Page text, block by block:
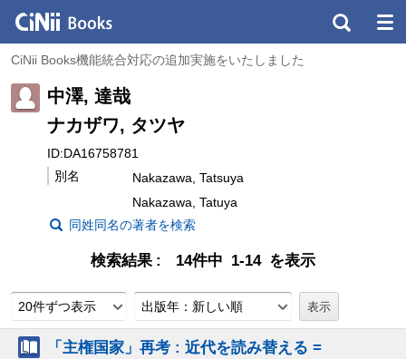
CiNii Books機能統合対応の追加実施をいたしました
中澤, 達哉
ナカザワ, タツヤ
ID:DA16758781
別名
Nakazawa, Tatsuya
Nakazawa, Tatuya
同姓同名の著者を検索
検索結果 14件中 1-14 を表示
20件ずつ表示 出版年：新しい順
「主権国家」再考 : 近代を読み替える =